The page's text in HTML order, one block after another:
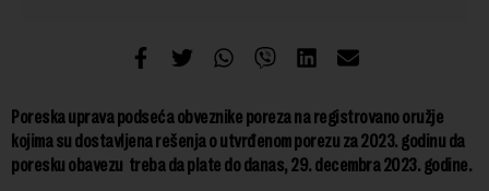
Poreska uprava podseća obveznike poreza na registrovano oružje
kojima su dostavljena rešenja o utvrđenom porezu za 2023. godinu da
poresku obavezu treba da plate do danas, 29. decembra 2023. godine.